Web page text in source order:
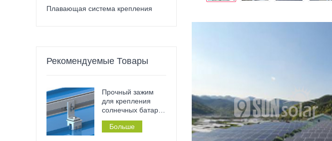
Плавающая система крепления
Рекомендуемые Товары
Прочный зажим
для крепления
солнечных батарей
– нержавеющий,
не требующий
Больше